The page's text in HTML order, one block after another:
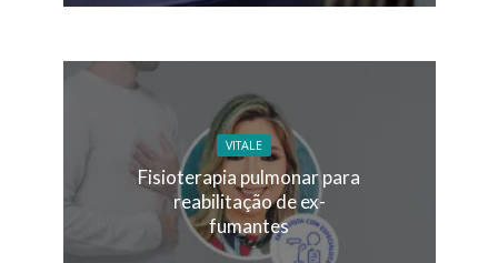
VITALE
Fisioterapia pulmonar para
reabilitação de ex-
fumantes